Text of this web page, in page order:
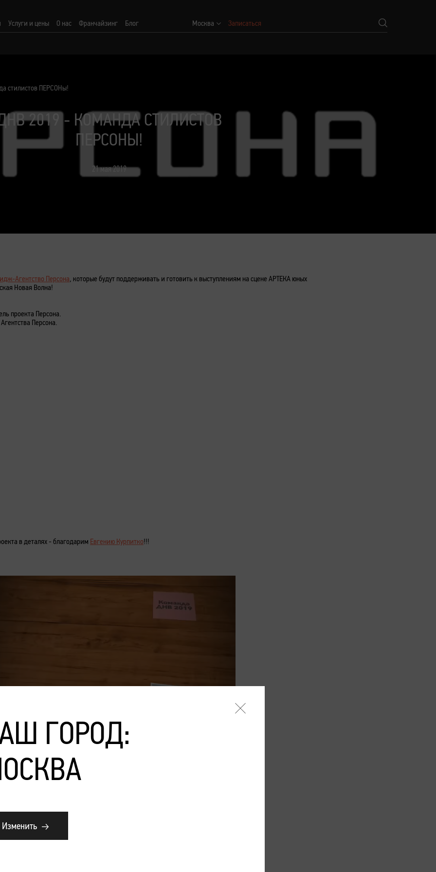
Услуги и цены О нас Франчайзинг Блог Москва Записаться
стилистов ПЕРСОНы!
2019 - КОМАНДА СТИЛИСТОВ
ПЕРСОНЫ!
21 мая 2019
Агентство Персона , которые будут поддерживать и готовить к выступлениям на сцене АРТЕКА юных
Новая Волна!
проекта Персона.
Персона.
в деталях - благодарим Евгению Курпитко!!!
ГОРОД:
Изменить